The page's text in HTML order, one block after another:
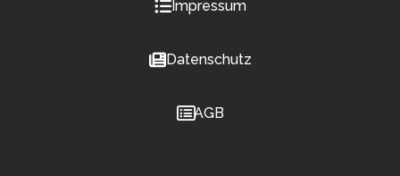
Impressum
Datenschutz
AGB